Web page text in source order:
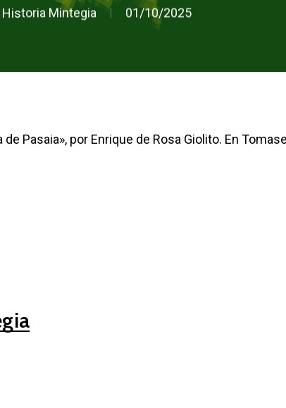
Mintegia 01/10/2025
Pasaia», por Enrique de Rosa Giolito. En